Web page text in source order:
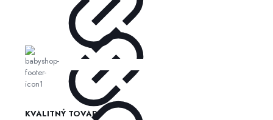
KVALITNÝ TOVAR